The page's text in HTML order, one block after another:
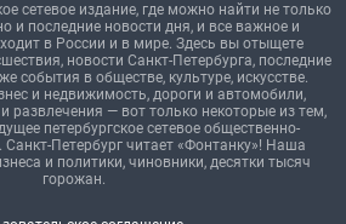
сетевое издание, где можно найти не только
и последние новости дня, и все важное и
в России и в мире. Здесь вы отыщете
новости Санкт-Петербурга, последние
события в обществе, культуре, искусстве.
и недвижимость, дороги и автомобили,
развлечения — вот только некоторые из тем,
петербургское сетевое общественно-
Санкт-Петербург читает «Фонтанку»! Наша
и политики, чиновники, десятки тысяч
горожан.